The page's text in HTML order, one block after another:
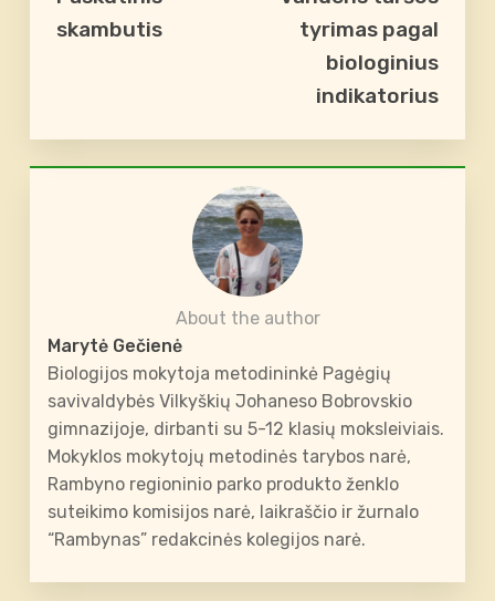
skambutis
tyrimas pagal
biologinius
indikatorius
About the author
Marytė Gečienė
Biologijos mokytoja metodininkė Pagėgių
savivaldybės Vilkyškių Johaneso Bobrovskio
gimnazijoje, dirbanti su 5-12 klasių moksleiviais.
Mokyklos mokytojų metodinės tarybos narė,
Rambyno regioninio parko produkto ženklo
suteikimo komisijos narė, laikraščio ir žurnalo
“Rambynas” redakcinės kolegijos narė.